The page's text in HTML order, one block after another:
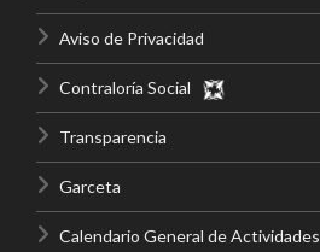
Aviso de Privacidad
Contraloría Social
Transparencia
Garceta
Calendario General de Actividades